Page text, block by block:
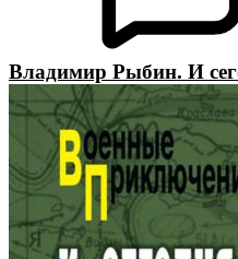
Владимир Рыбин. И